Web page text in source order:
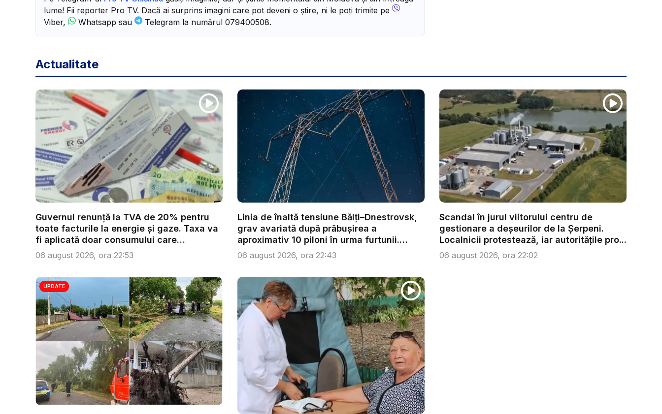
lume! Fii reporter Pro TV. Dacă ai surprins imagini care pot deveni o știre, ni le poți trimite pe
Viber,
Whatsapp sau Telegram la numărul 079400508.
Actualitate
Guvernul renunță la TVA de 20% pentru
toate facturile la energie și gaze. Taxa va
fi aplicată doar consumului care
depășeș...
06 august 2026, ora 22:53
Linia de înaltă tensiune Bălți–Dnestrovsk,
grav avariată după prăbușirea a
aproximativ 10 piloni în urma furtunii.
Ech...
06 august 2026, ora 22:43
Scandal în jurul viitorului centru de
gestionare a deșeurilor de la Șerpeni.
Localnicii protestează, iar autoritățile pro...
06 august 2026, ora 22:02
UPDATE